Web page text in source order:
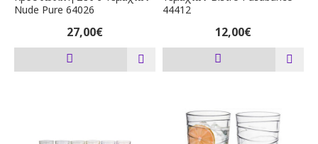
Nude Pure 64026
27,00€
44412
12,00€